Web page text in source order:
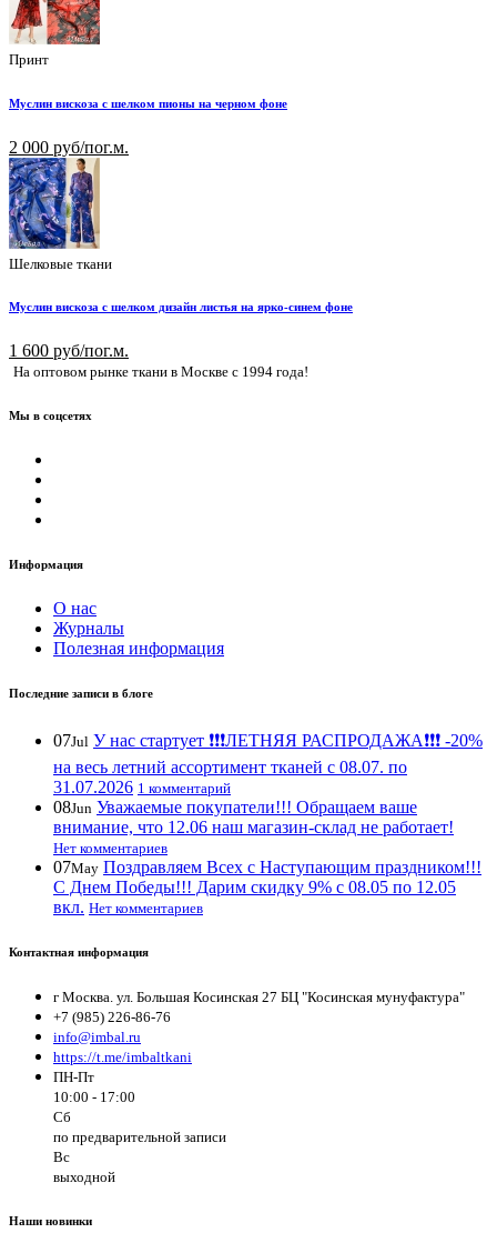
Принт
Муслин вискоза с шелком пионы на черном фоне
2 000 руб/пог.м.
Шелковые ткани
Муслин вискоза с шелком дизайн листья на ярко-синем фоне
1 600 руб/пог.м.
На оптовом рынке ткани в Москве с 1994 года!
Мы в соцсетях
Информация
О нас
Журналы
Полезная информация
Последние записи в блоге
07Jul У нас стартует ❗️❗️❗️ЛЕТНЯЯ РАСПРОДАЖА❗️❗️❗️ -20%
на весь летний ассортимент тканей с 08.07. по
31.07.2026 1 комментарий
08Jun Уважаемые покупатели!!! Обращаем ваше
внимание, что 12.06 наш магазин-склад не работает!
Нет комментариев
07May Поздравляем Всех с Наступающим праздником!!!
С Днем Победы!!! Дарим скидку 9% с 08.05 по 12.05
вкл. Нет комментариев
Контактная информация
г Москва. ул. Большая Косинская 27 БЦ "Косинская мунуфактура"
+7 (985) 226-86-76
info@imbal.ru
https://t.me/imbaltkani
ПН-Пт
10:00 - 17:00
Сб
по предварительной записи
Вс
выходной
Наши новинки